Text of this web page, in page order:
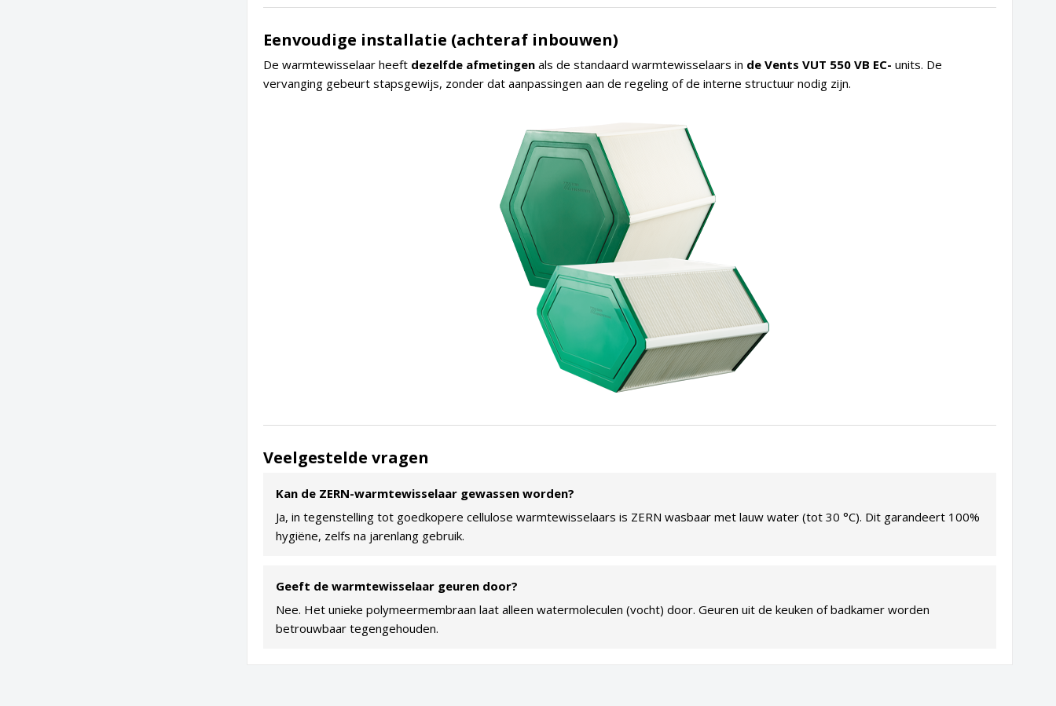
Eenvoudige installatie (achteraf inbouwen)
De warmtewisselaar heeft dezelfde afmetingenals de standaard warmtewisselaars in de Vents VUT 550 VB EC- units. De
vervanging gebeurt stapsgewijs, zonder dat aanpassingen aan de regeling of de interne structuur nodig zijn.
Veelgestelde vragen
Kan de ZERN-warmtewisselaar gewassen worden?
Ja, in tegenstelling tot goedkopere cellulose warmtewisselaars is ZERN wasbaar met lauw water (tot 30 °C). Dit garandeert 100%
hygiëne, zelfs na jarenlang gebruik.
Geeft de warmtewisselaar geuren door?
Nee. Het unieke polymeermembraan laat alleen watermoleculen (vocht) door. Geuren uit de keuken of badkamer worden
betrouwbaar tegengehouden.